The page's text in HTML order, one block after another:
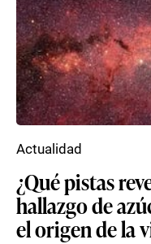
¿Qué pistas
hallazgo de
el origen de la
Actualidad